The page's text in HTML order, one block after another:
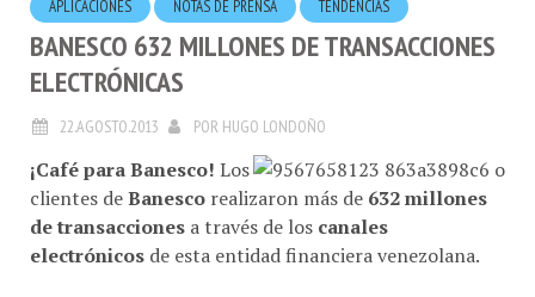
BANESCO 632 MILLONES DE TRANSACCIONES
ELECTRÓNICAS
clientes deBanescorealizaron más de632 millones
de transaccionesa través de loscanales
electrónicosde esta entidad financiera venezolana.